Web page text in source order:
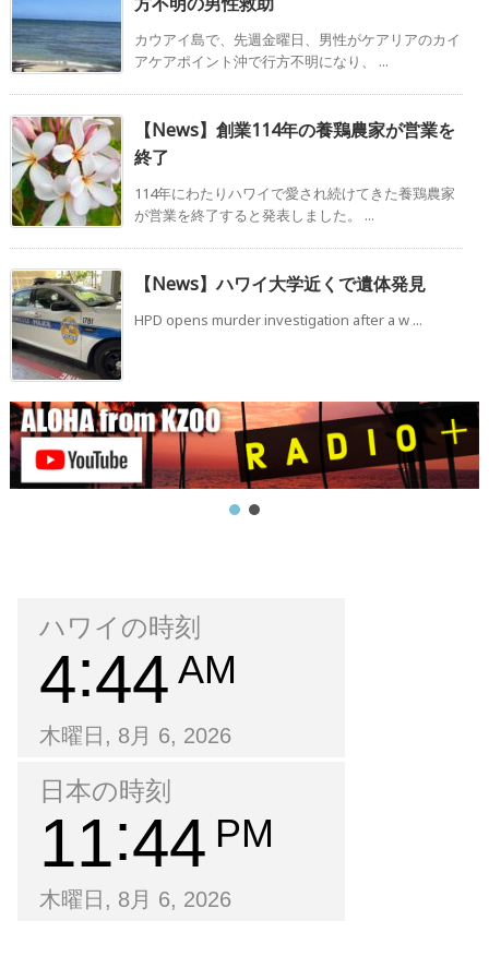
カウアイ島で、先週金曜日、男性がケアリアのカイ
アケアポイント沖で行方不明になり、 ...
【News】創業114年の養鶏農家が営業を
終了
114年にわたりハワイで愛され続けてきた養鶏農家
が営業を終了すると発表しました。 ...
【News】ハワイ大学近くで遺体発見
HPD opens murder investigation after a w ...
ハワイの時刻
4 44 AM
木曜日, 8月 6, 2026
日本の時刻
11 44 PM
木曜日, 8月 6, 2026